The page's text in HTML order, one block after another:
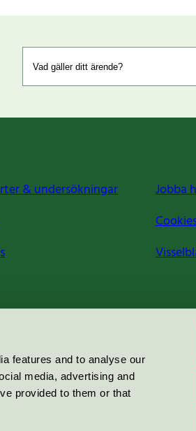
features and to analyse our
media, advertising and
provided to them or that
& undersökningar
Jobba